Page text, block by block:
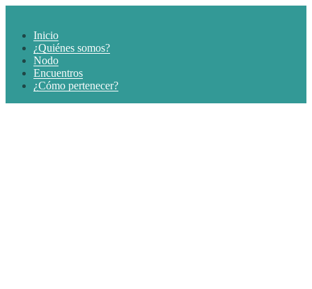
Inicio
¿Quiénes somos?
Nodo
Encuentros
¿Cómo pertenecer?